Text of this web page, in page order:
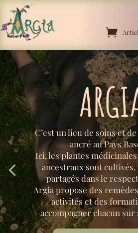
C’est un lieu de soins et
ancré au Pays
Ici, les plantes
ancestraux sont
partagés dans le
Argia propose des
activités et des
accompagner chacun sur